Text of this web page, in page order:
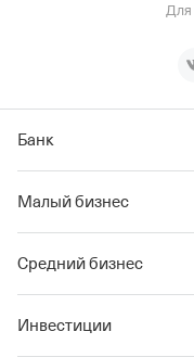
Для
Банк
Малый бизнес
Средний бизнес
Инвестиции